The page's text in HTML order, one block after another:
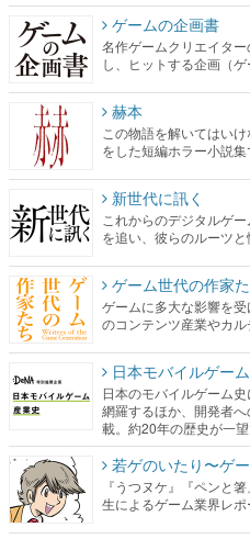
ゲームの企画書
名作ゲームクリエイタ
し、ヒットする企画（
赫本
この物語を解いてはい
をした短編ホラー小説集
新世代に訊く
これからのデジタルゲ
を追い、彼らのルーツと
ゲーム世代の作家
ゲームに多大な影響を
のコンテンツ産業やカル
日本モバイルゲー
日本のモバイルゲーム
網羅するほか、開発者
載。約20年の歴史が一
若ゲのいたり〜ゲ
『うつヌケ』『ペンと
生によるゲーム業界レポ